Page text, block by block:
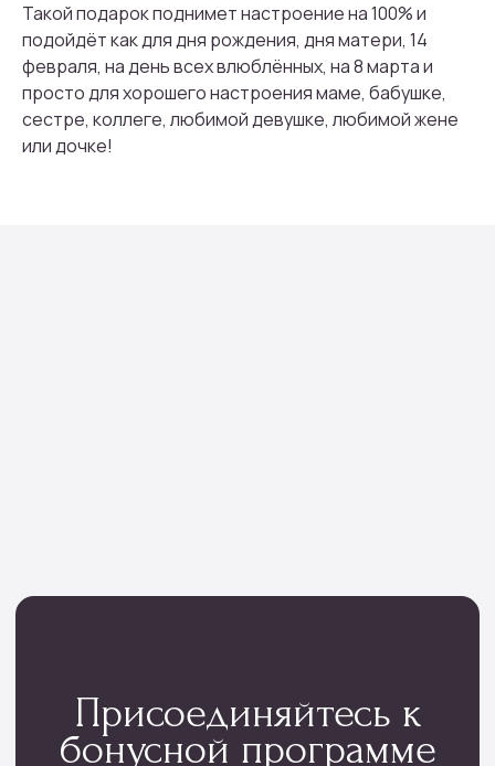
Такой подарок поднимет настроение на 100% и
подойдёт как для дня рождения, дня матери, 14
февраля, на день всех влюблённых, на 8 марта и
просто для хорошего настроения маме, бабушке,
сестре, коллеге, любимой девушке, любимой жене
или дочке!
Присоединяйтесь к
бонусной программе
И получайте кэшбек с каждой
покупки 5% на дальнейшие
с 08:00 до 22:00
+7 (4852) 70-03-05 /+7(920) 143-74-54